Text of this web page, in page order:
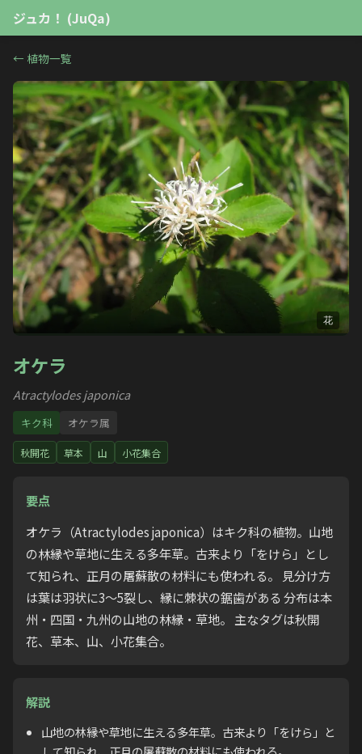
ジュカ！ (JuQa)
← 植物一覧
花
オケラ
Atractylodes japonica
キク科 オケラ属
秋開花 草本 山 小花集合
要点
オケラ（Atractylodes japonica）はキク科の植物。山地
の林縁や草地に生える多年草。古来より「をけら」とし
て知られ、正月の屠蘇散の材料にも使われる。 見分け方
は葉は羽状に3〜5裂し、縁に棘状の鋸歯がある 分布は本
州・四国・九州の山地の林縁・草地。 主なタグは秋開
花、草本、山、小花集合。
解説
山地の林縁や草地に生える多年草。古来より「をけら」と